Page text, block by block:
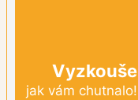
jak vám